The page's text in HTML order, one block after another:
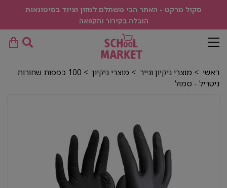
סקול מרקט - האתר הכי משתלם למזון וציוד בסיטונאות
הובלה בקירור והקפאה
ראשי > מוצרי ניקיון ונייר > מוצרי ניקיון
> 100 כפפות שחורות
ניטריל - סמול